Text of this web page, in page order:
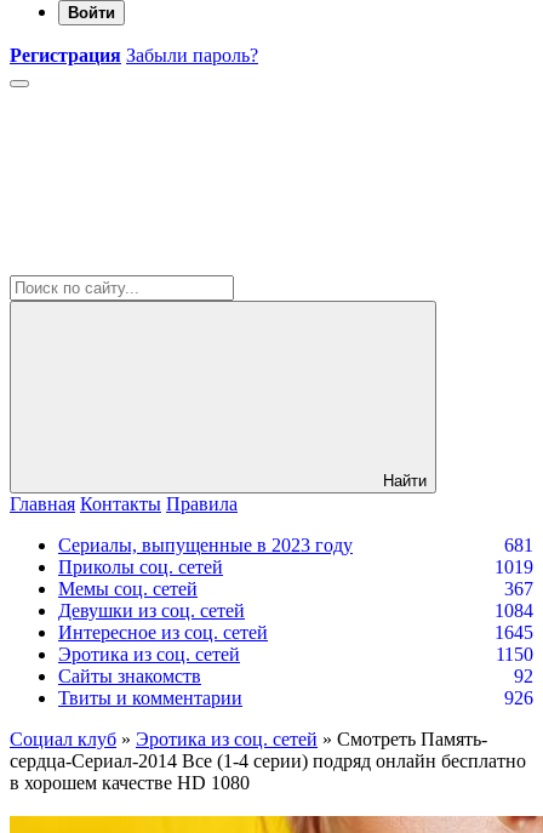
Войти
Регистрация Забыли пароль?
Найти
Главная Контакты Правила
Сериалы, выпущенные в 2023 году
681
Приколы соц. сетей
1019
Мемы соц. сетей
367
Девушки из соц. сетей
1084
Интересное из соц. сетей
1645
Эротика из соц. сетей
1150
Сайты знакомств
92
Твиты и комментарии
926
Социал клуб » Эротика из соц. сетей » Смотреть Память-
сердца-Сериал-2014 Все (1-4 серии) подряд онлайн бесплатно
в хорошем качестве HD 1080